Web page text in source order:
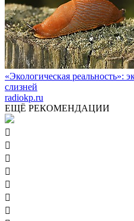
«Экологическая реальность»:
слизней
radiokp.ru
ЕЩЁ РЕКОМЕНДАЦИИ






